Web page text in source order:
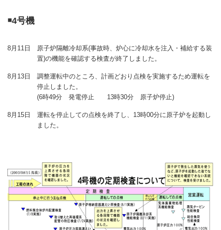
￭4号機
8月11日 原子炉隔離冷却系(事故時、炉心に冷却水を注入・補給する装
置)の機能を確認する検査が終了しました。
8月13日 調整運転中のところ、計画どおり点検を実施するため運転を
停止しました。
(6時49分 発電停止 13時30分 原子炉停止)
8月15日 運転を停止しての点検を終了し、13時00分に原子炉を起動し
ました。